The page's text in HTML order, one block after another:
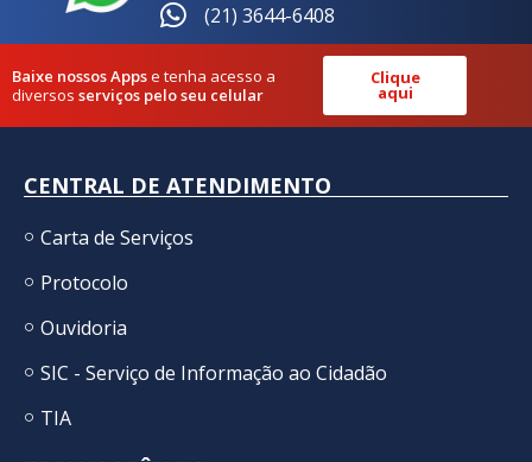
(21) 3644-6408
Baixe nossos Appse tenha acesso a
diversos serviços pelo seu celular
Clique
aqui
CENTRAL DE ATENDIMENTO
Carta de Serviços
Protocolo
Ouvidoria
SIC - Serviço de Informação ao Cidadão
TIA